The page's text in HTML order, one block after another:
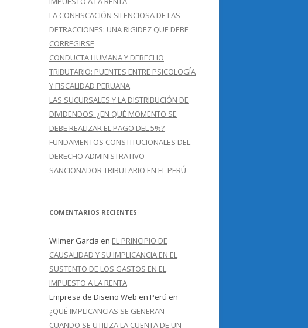
LA CONFISCACIÓN SILENCIOSA DE LAS
DETRACCIONES: UNA RIGIDEZ QUE DEBE
CORREGIRSE
CONDUCTA HUMANA Y DERECHO
TRIBUTARIO: PUENTES ENTRE PSICOLOGÍA
Y FISCALIDAD PERUANA
LAS SUCURSALES Y LA DISTRIBUCIÓN DE
DIVIDENDOS: ¿EN QUÉ MOMENTO SE
DEBE REALIZAR EL PAGO DEL 5%?
FUNDAMENTOS CONSTITUCIONALES DEL
DERECHO ADMINISTRATIVO
SANCIONADOR TRIBUTARIO EN EL PERÚ
COMENTARIOS RECIENTES
Wilmer García en EL PRINCIPIO DE
CAUSALIDAD Y SU IMPLICANCIA EN EL
SUSTENTO DE LOS GASTOS EN EL
IMPUESTO A LA RENTA
Empresa de Diseño Web en Perú en
¿QUÉ IMPLICANCIAS SE GENERAN
CUANDO SE UTILIZA LA CUENTA DE UN